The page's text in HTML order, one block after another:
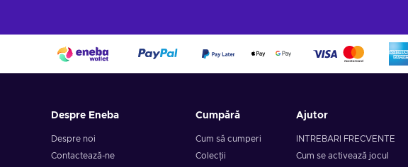
Despre Eneba
Despre noi
Contactează-ne
Cumpără
Cum să cumperi
Colecții
Ajutor
INTREBARI FRECVENTE
Cum se activează jocul